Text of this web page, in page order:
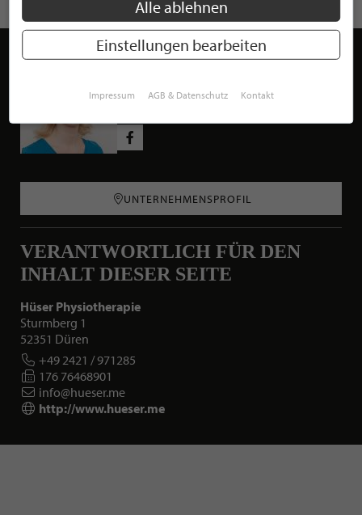
Inhaberin
Social Media Profile
UNTERNEHMENSPROFIL
VERANTWORTLICH FÜR DEN
INHALT DIESER SEITE
Hüser Physiotherapie
Sturmberg 1
52351 Düren
+49 2421 / 971285
176 76468901
info@hueser.me
http://www.hueser.me
Alle ablehnen
Einstellungen bearbeiten
Impressum AGB & Datenschutz Kontakt